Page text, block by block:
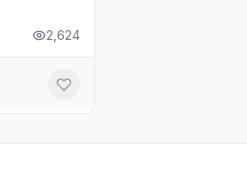
2,624